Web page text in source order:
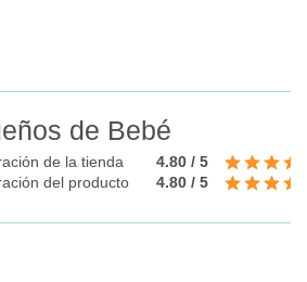
de Bebé
de la tienda
4.80 / 5
del producto
4.80 / 5